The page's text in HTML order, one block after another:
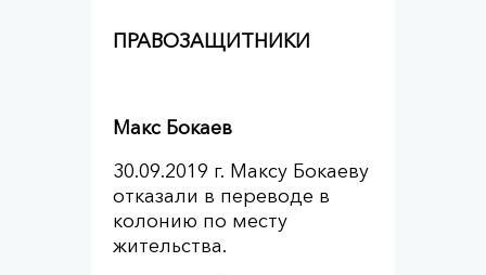
ПРАВОЗАЩИТНИКИ
Макс Бокаев
30.09.2019 г. Максу Бокаеву
отказали в переводе в
колонию по месту
жительства.